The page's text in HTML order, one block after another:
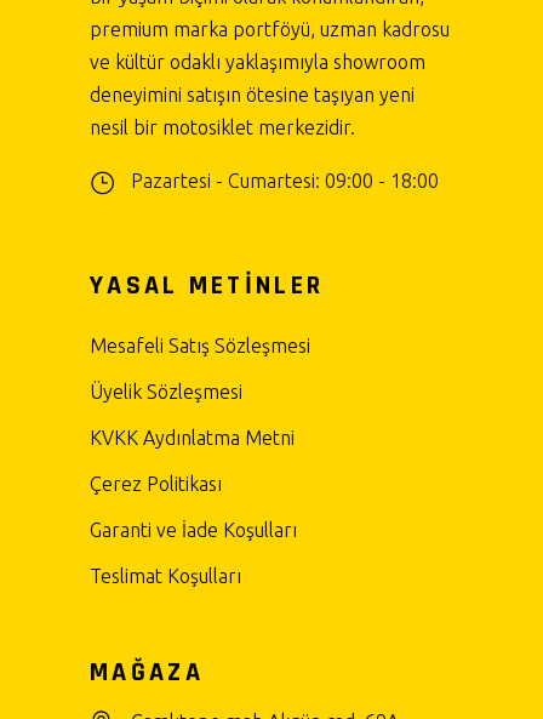
premium marka portföyü, uzman kadrosu
ve kültür odaklı yaklaşımıyla showroom
deneyimini satışın ötesine taşıyan yeni
nesil bir motosiklet merkezidir.
Pazartesi - Cumartesi: 09:00 - 18:00
YASAL METİNLER
Mesafeli Satış Sözleşmesi
Üyelik Sözleşmesi
KVKK Aydınlatma Metni
Çerez Politikası
Garanti ve İade Koşulları
Teslimat Koşulları
MAĞAZA